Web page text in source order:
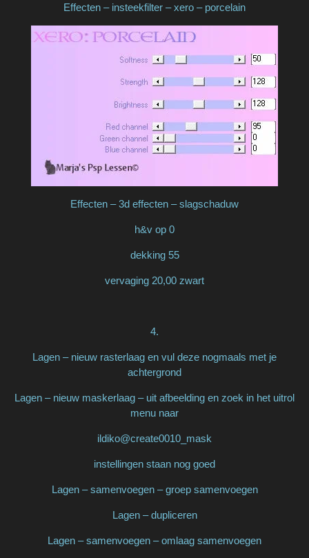
Effecten – insteekfilter – xero – porcelain
Effecten – 3d effecten – slagschaduw
h&v op 0
dekking 55
vervaging 20,00 zwart
4.
Lagen – nieuw rasterlaag en vul deze nogmaals met je
achtergrond
Lagen – nieuw maskerlaag – uit afbeelding en zoek in het uitrol
menu naar
ildiko@create0010_mask
instellingen staan nog goed
Lagen – samenvoegen – groep samenvoegen
Lagen – dupliceren
Lagen – samenvoegen – omlaag samenvoegen